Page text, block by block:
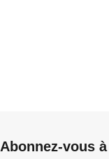
Abonnez-vous